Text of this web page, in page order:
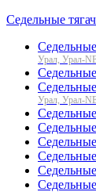
Седельные
Урал, Урал-
Урал, Урал-